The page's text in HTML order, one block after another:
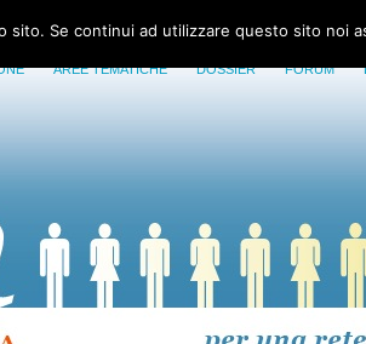
AREE TEMATICHE DOSSIER FORUM
Se continui ad utilizzare questo sito noi